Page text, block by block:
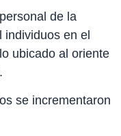
de la
individuos en el
ubicado al oriente
se incrementaron